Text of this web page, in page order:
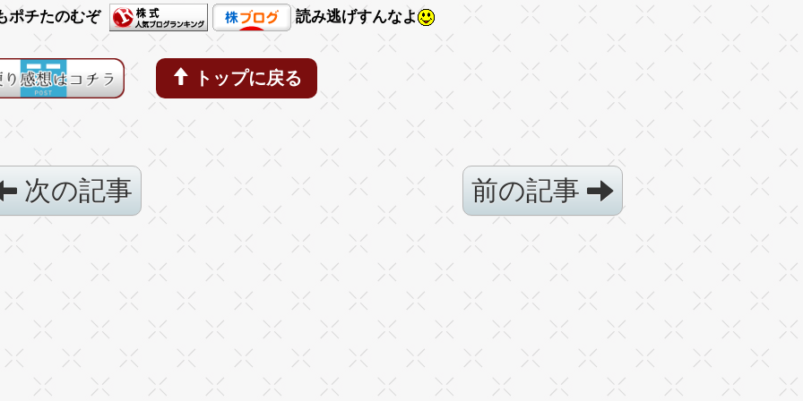
ポチたのむぞ 読み逃げすんなよ
トップに戻る
次の記事 前の記事